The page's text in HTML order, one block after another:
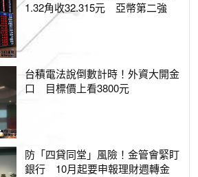
1.32角收32.315元 亞幣第二強
台積電法說倒數計時！外資大開金
口 目標價上看3800元
防「四貸同堂」風險！金管會緊盯
銀行 10月起要申報理財週轉金